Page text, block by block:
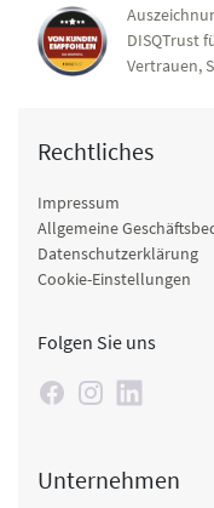
DISQTrust
Vertrauen,
Rechtliches
Impressum
Allgemeine
Datenschutzerklärung
Cookie-Einstellungen
Folgen Sie uns
Unternehmen